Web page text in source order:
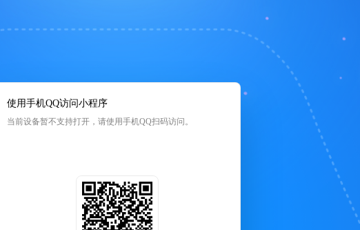
使用手机QQ访问小程序
当前设备暂不支持打开，请使用手机QQ扫码访问。